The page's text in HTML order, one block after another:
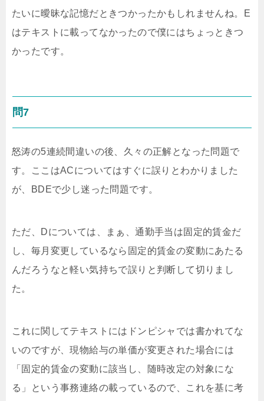
たいに曖昧な記憶だときつかったかもしれませんね。E
はテキストに載ってなかったので僕にはちょっときつ
かったです。
問7
怒涛の5連続間違いの後、久々の正解となった問題で
す。ここはACについてはすぐに誤りとわかりました
が、BDEで少し迷った問題です。
ただ、Dについては、まぁ、通勤手当は固定的賃金だ
し、毎月変更しているなら固定的賃金の変動にあたる
んだろうなと軽い気持ちで誤りと判断して切りまし
た。
これに関してテキストにはドンピシャでは書かれてな
いのですが、現物給与の単価が変更された場合には
「固定的賃金の変動に該当し、随時改定の対象にな
る」という事務連絡の載っているので、これを基に考